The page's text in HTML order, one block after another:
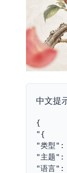
中文提
{
"{
"类型":
"主题":
"语言":